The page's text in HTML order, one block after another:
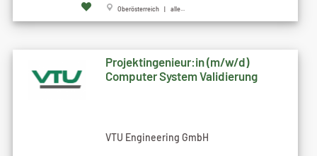
Oberösterreich | alle...
Projektingenieur:in (m/w/d)
Computer System Validierung
VTU Engineering GmbH